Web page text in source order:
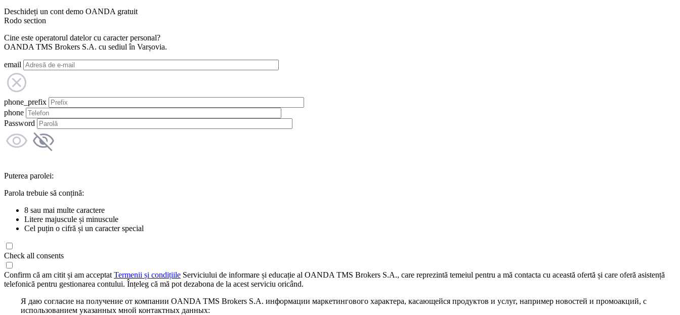
Deschideți un cont demo OANDA gratuit
Rodo section
Cine este operatorul datelor cu caracter personal?
OANDA TMS Brokers S.A. cu sediul în Varșovia.
email
phone_prefix
phone
Password
Puterea parolei:
Parola trebuie să conțină:
8 sau mai multe caractere
Litere majuscule și minuscule
Cel puțin o cifră și un caracter special
Check all consents
Confirm că am citit și am acceptat Termenii și condițiile Serviciului de informare și educație al OANDA TMS Brokers S.A., care reprezintă temeiul pentru a mă contacta cu această ofertă și care oferă asistență
telefonică pentru gestionarea contului. Înțeleg că mă pot dezabona de la acest serviciu oricând.
Я даю согласие на получение от компании OANDA TMS Brokers S.A. информации маркетингового характера, касающейся продуктов и услуг, например новостей и промоакций, с
использованием указанных мной контактных данных: